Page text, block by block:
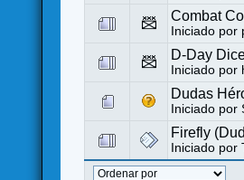
Combat
Iniciado por
D-Day
Iniciado
Dudas
Iniciado por
Firefly
Iniciado por